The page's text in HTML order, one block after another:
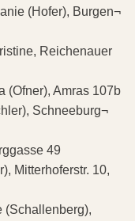
(Hofer), Burgen¬
Reichenauer
(Ofner), Amras 107b
Schneeburg¬
49
Mitterhoferstr. 10,